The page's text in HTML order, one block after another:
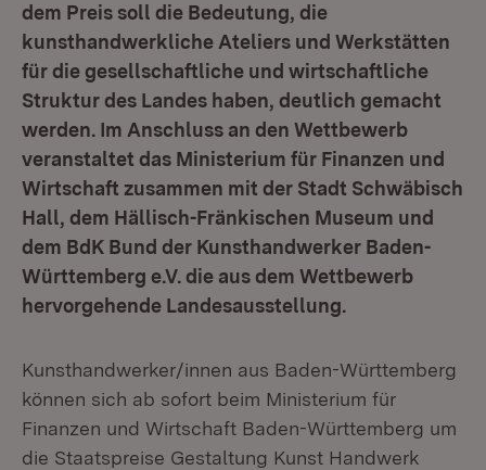
dem Preis soll die Bedeutung, die
kunsthandwerkliche Ateliers und Werkstätten
für die gesellschaftliche und wirtschaftliche
Struktur des Landes haben, deutlich gemacht
werden. Im Anschluss an den Wettbewerb
veranstaltet das Ministerium für Finanzen und
Wirtschaft zusammen mit der Stadt Schwäbisch
Hall, dem Hällisch-Fränkischen Museum und
dem BdK Bund der Kunsthandwerker Baden-
Württemberg e.V. die aus dem Wettbewerb
hervorgehende Landesausstellung.
Kunsthandwerker/innen aus Baden-Württemberg
können sich ab sofort beim Ministerium für
Finanzen und Wirtschaft Baden-Württemberg um
die Staatspreise Gestaltung Kunst Handwerk